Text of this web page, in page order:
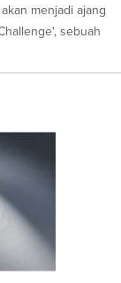
menjadi ajang
sebuah